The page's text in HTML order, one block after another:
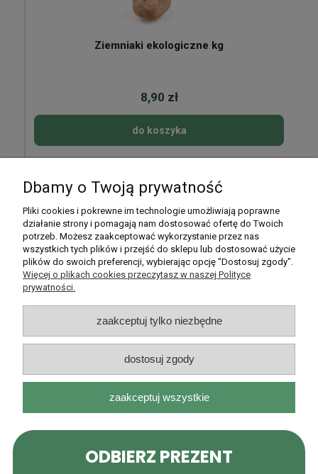
Ziemniaki ekologiczne kg
8,90 zł
do koszyka
Moje konto
Płatności i dostawa
Informacje
O nas
Rarytasy Dolnośląskie | ul. Olszewskiego 99, 51-638 Wrocław |
kontakt@rarytasydolnoslaskie.pl|537 71 71 71| NIP: 8982036706 |
pokaż pełną wersję strony
Dbamy o Twoją prywatność
Pliki cookies i pokrewne im technologie umożliwiają poprawne
działanie strony i pomagają nam dostosować ofertę do Twoich
potrzeb. Możesz zaakceptować wykorzystanie przez nas
wszystkich tych plików i przejść do sklepu lub dostosować użycie
plików do swoich preferencji, wybierając opcję "Dostosuj zgody".
Więcej o plikach cookies przeczytasz w naszej Polityce
prywatności.
zaakceptuj tylko niezbędne
dostosuj zgody
zaakceptuj wszystkie